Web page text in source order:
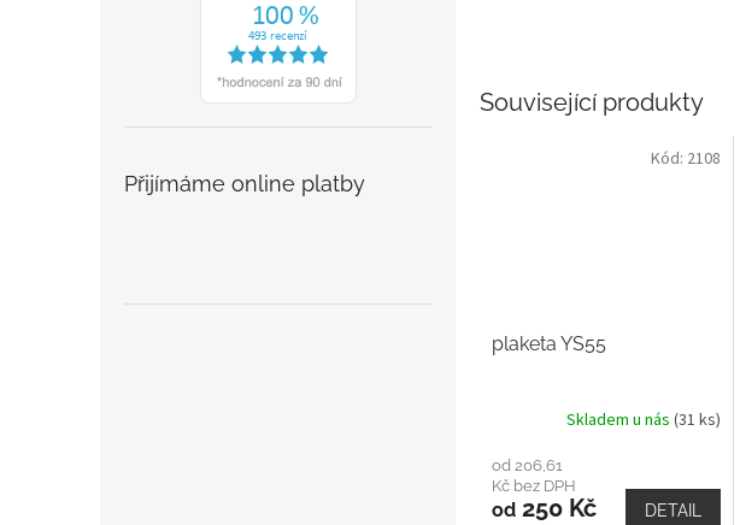
Přijímáme online platby
Související produkty
plaketa YS55
Skladem u nás (31 ks)
od 206,61
Kč bez DPH
od 250 Kč DETAIL
Kód: 2108